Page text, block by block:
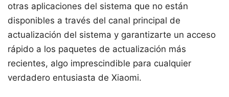
otras aplicaciones del sistema que no están
disponibles a través del canal principal de
actualización del sistema y garantizarte un acceso
rápido a los paquetes de actualización más
recientes, algo imprescindible para cualquier
verdadero entusiasta de Xiaomi.